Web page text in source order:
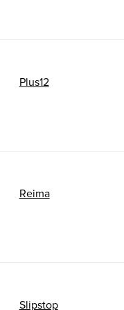
Plus12
Reima
Slipstop